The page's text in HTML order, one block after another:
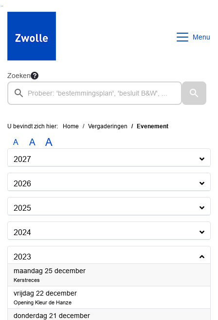
Ga naar de inhoud van deze pagina
Ga naar het zoeken
Ga naar het menu
Menu
Zoeken
U bevindt zich hier: Home Vergaderingen Evenement
A A A
2027
2026
2025
2024
2023
maandag 25 december2023
Kerstreces
vrijdag 22 december2023
Opening Kleur de Hanze
donderdag 21 december2023